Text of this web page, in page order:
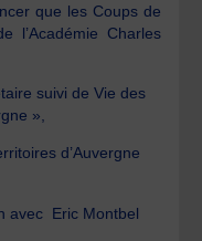
que les Coups de
l’Académie Charles
suivi de Vie des
»,
d’Auvergne
avec Eric Montbel